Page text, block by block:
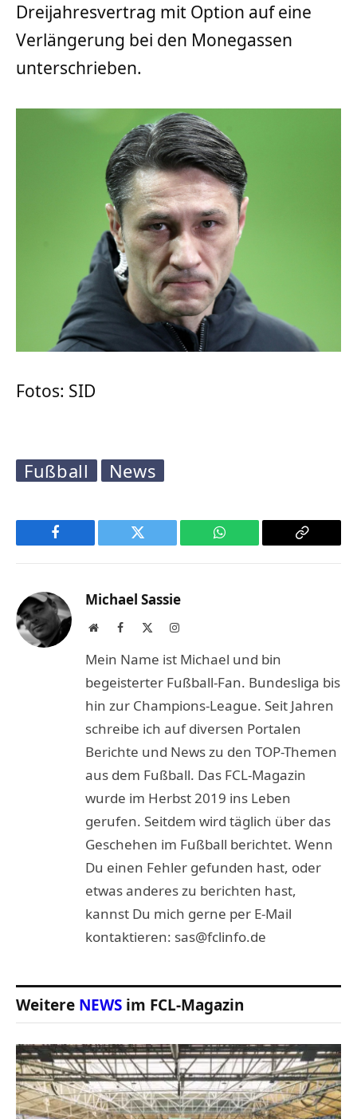
Dreijahresvertrag mit Option auf eine
Verlängerung bei den Monegassen
unterschrieben.
Fotos: SID
Fußball News
Facebook Twitter WhatsApp
Copy
Michael Sassie
WebsiteFacebook Instagram
Mein Name ist Michael und bin
begeisterter Fußball-Fan. Bundesliga bis
hin zur Champions-League. Seit Jahren
schreibe ich auf diversen Portalen
Berichte und News zu den TOP-Themen
aus dem Fußball. Das FCL-Magazin
wurde im Herbst 2019 ins Leben
gerufen. Seitdem wird täglich über das
Geschehen im Fußball berichtet. Wenn
Du einen Fehler gefunden hast, oder
etwas anderes zu berichten hast,
kannst Du mich gerne per E-Mail
kontaktieren: sas@fclinfo.de
Weitere NEWS im FCL-Magazin